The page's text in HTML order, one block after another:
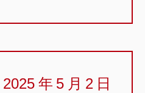
年5月2日